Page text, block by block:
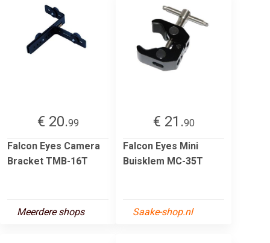
€ 20.99
Falcon Eyes Camera
Bracket TMB-16T
Meerdere shops
€ 21.90
Falcon Eyes Mini
Buisklem MC-35T
Saake-shop.nl